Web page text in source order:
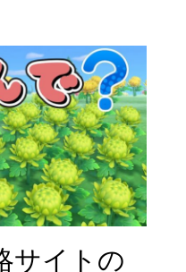
サイトの